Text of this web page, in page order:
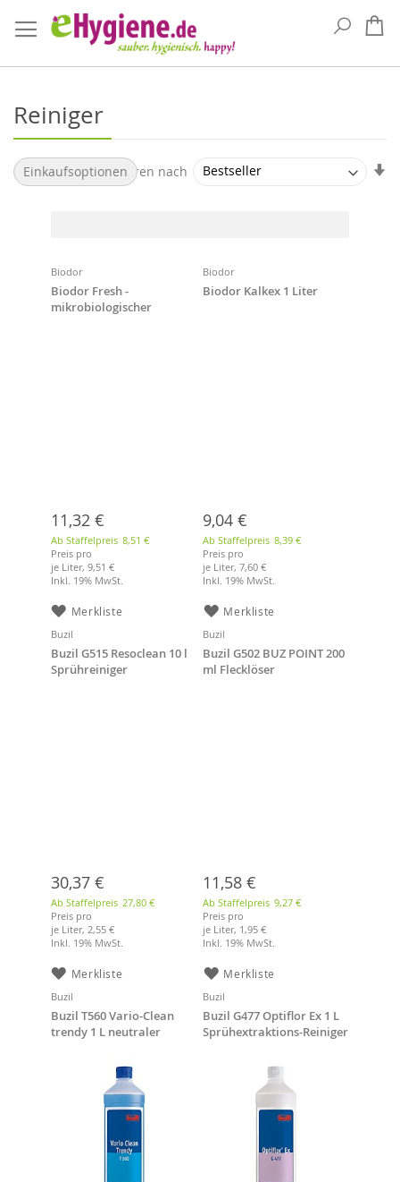
Suche
Reiniger
Sortieren nach
Biodor
Biodor Fresh -
mikrobiologischer
11,32 €
Ab Staffelpreis 8,51 €
Preis pro
je Liter, 9,51 €
Inkl. 19% MwSt.
Merkliste
Biodor
Biodor Kalkex 1 Liter
9,04 €
Ab Staffelpreis 8,39 €
Preis pro
je Liter,7,60 €
Inkl. 19% MwSt.
Merkliste
Buzil
Buzil G515 Resoclean 10 l
Sprühreiniger
30,37 €
Ab Staffelpreis 27,80 €
Preis pro
je Liter, 2,55 €
Inkl. 19% MwSt.
Merkliste
Buzil
Buzil G502 BUZ POINT 200
ml Flecklöser
11,58 €
Ab Staffelpreis 9,27 €
Preis pro
je Liter, 1,95 €
Inkl. 19% MwSt.
Merkliste
Buzil
Buzil T560 Vario-Clean
trendy 1 L neutraler
Buzil
Buzil G477 Optiflor Ex 1 L
Sprühextraktions-Reiniger
Einkaufsoptionen